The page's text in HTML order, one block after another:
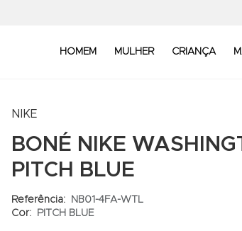
HOMEM MULHER CRIANÇA
NIKE
BONÉ NIKE
PITCH BLUE
Referência:
NB01-4FA-WTL
Cor:
PITCH BLUE